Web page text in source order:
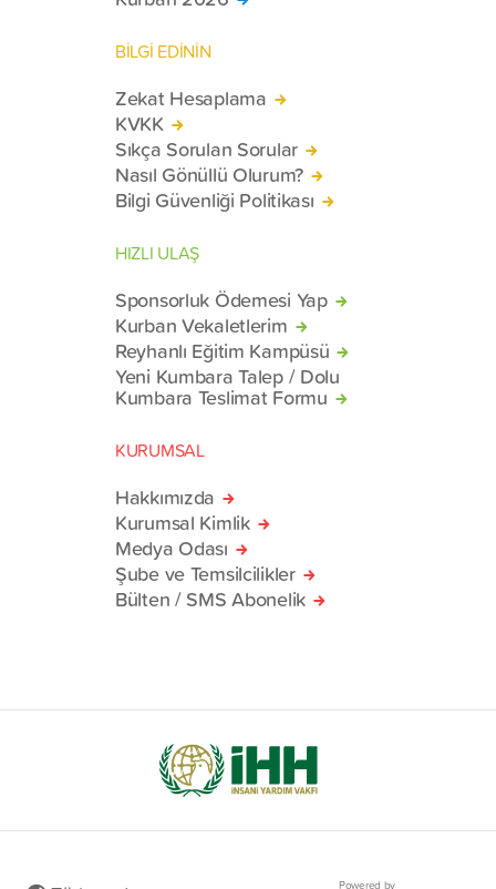
BİLGİ EDİNİN
Zekat Hesaplama
KVKK
Sıkça Sorulan Sorular
Nasıl Gönüllü Olurum?
Bilgi Güvenliği Politikası
HIZLI ULAŞ
Sponsorluk Ödemesi Yap
Kurban Vekaletlerim
Reyhanlı Eğitim Kampüsü
Yeni Kumbara Talep / Dolu
Kumbara Teslimat Formu
KURUMSAL
Hakkımızda
Kurumsal Kimlik
Medya Odası
Şube ve Temsilcilikler
Bülten / SMS Abonelik
Powered by